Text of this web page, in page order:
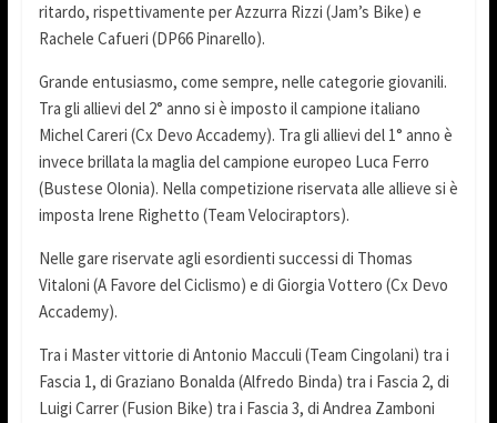
ritardo, rispettivamente per Azzurra Rizzi (Jam’s Bike) e
Rachele Cafueri (DP66 Pinarello).
Grande entusiasmo, come sempre, nelle categorie giovanili.
Tra gli allievi del 2° anno si è imposto il campione italiano
Michel Careri (Cx Devo Accademy). Tra gli allievi del 1° anno è
invece brillata la maglia del campione europeo Luca Ferro
(Bustese Olonia). Nella competizione riservata alle allieve si è
imposta Irene Righetto (Team Velociraptors).
Nelle gare riservate agli esordienti successi di Thomas
Vitaloni (A Favore del Ciclismo) e di Giorgia Vottero (Cx Devo
Accademy).
Tra i Master vittorie di Antonio Macculi (Team Cingolani) tra i
Fascia 1, di Graziano Bonalda (Alfredo Binda) tra i Fascia 2, di
Luigi Carrer (Fusion Bike) tra i Fascia 3, di Andrea Zamboni